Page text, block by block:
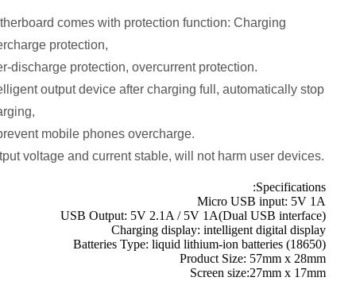
comes with protection function: Charging
protection,
discharge protection, overcurrent protection.
output device after charging full, automatically stop
mobile phones overcharge.
voltage and current stable, will not harm user devices.
Specifications:
Micro USB input: 5V 1A
USB Output: 5V 2.1A / 5V 1A(Dual USB interface)
Charging display: intelligent digital display
Batteries Type: liquid lithium-ion batteries (18650)
Product Size: 57mm x 28mm
Screen size:27mm x 17mm